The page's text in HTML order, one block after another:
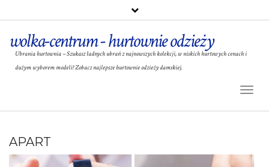
wolka-centrum - hurtownie odzieży
Ubrania hurtownia – Szukasz ładnych ubrań z najnowszych kolekcji, w niskich hurtowych cenach i
dużym wyborem modeli? Zobacz najlepsze hurtownie odzieży damskiej.
APART